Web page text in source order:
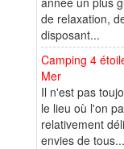
de relaxation,
disposant...
Camping 4
Mer
Il n'est pas
le lieu où l'on
relativement
envies de tous...